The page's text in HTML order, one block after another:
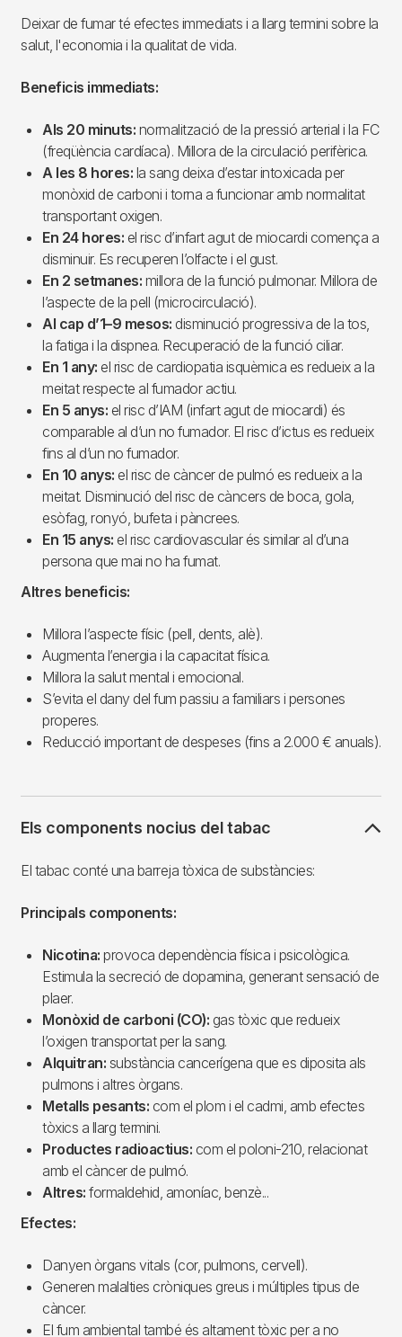
Deixar de fumar té efectes immediats i a llarg termini sobre la
salut, l'economia i la qualitat de vida.
Beneficis immediats:
Als 20 minuts: normalització de la pressió arterial i la FC
(freqüència cardíaca). Millora de la circulació perifèrica.
A les 8 hores: la sang deixa d’estar intoxicada per
monòxid de carboni i torna a funcionar amb normalitat
transportant oxigen.
En 24 hores: el risc d’infart agut de miocardi comença a
disminuir. Es recuperen l’olfacte i el gust.
En 2 setmanes: millora de la funció pulmonar. Millora de
l’aspecte de la pell (microcirculació).
Al cap d’1–9 mesos: disminució progressiva de la tos,
la fatiga i la dispnea. Recuperació de la funció ciliar.
En 1 any: el risc de cardiopatia isquèmica es redueix a la
meitat respecte al fumador actiu.
En 5 anys: el risc d’IAM (infart agut de miocardi) és
comparable al d’un no fumador. El risc d’ictus es redueix
fins al d’un no fumador.
En 10 anys: el risc de càncer de pulmó es redueix a la
meitat. Disminució del risc de càncers de boca, gola,
esòfag, ronyó, bufeta i pàncrees.
En 15 anys: el risc cardiovascular és similar al d’una
persona que mai no ha fumat.
Altres beneficis:
Millora l’aspecte físic (pell, dents, alè).
Augmenta l’energia i la capacitat física.
Millora la salut mental i emocional.
S’evita el dany del fum passiu a familiars i persones
properes.
Reducció important de despeses (fins a 2.000 € anuals).
Els components nocius del tabac
El tabac conté una barreja tòxica de substàncies:
Principals components:
Nicotina: provoca dependència física i psicològica.
Estimula la secreció de dopamina, generant sensació de
plaer.
Monòxid de carboni (CO): gas tòxic que redueix
l’oxigen transportat per la sang.
Alquitran: substància cancerígena que es diposita als
pulmons i altres òrgans.
Metalls pesants: com el plom i el cadmi, amb efectes
tòxics a llarg termini.
Productes radioactius: com el poloni-210, relacionat
amb el càncer de pulmó.
Altres: formaldehid, amoníac, benzè...
Efectes:
Danyen òrgans vitals (cor, pulmons, cervell).
Generen malalties cròniques greus i múltiples tipus de
càncer.
El fum ambiental també és altament tòxic per a no